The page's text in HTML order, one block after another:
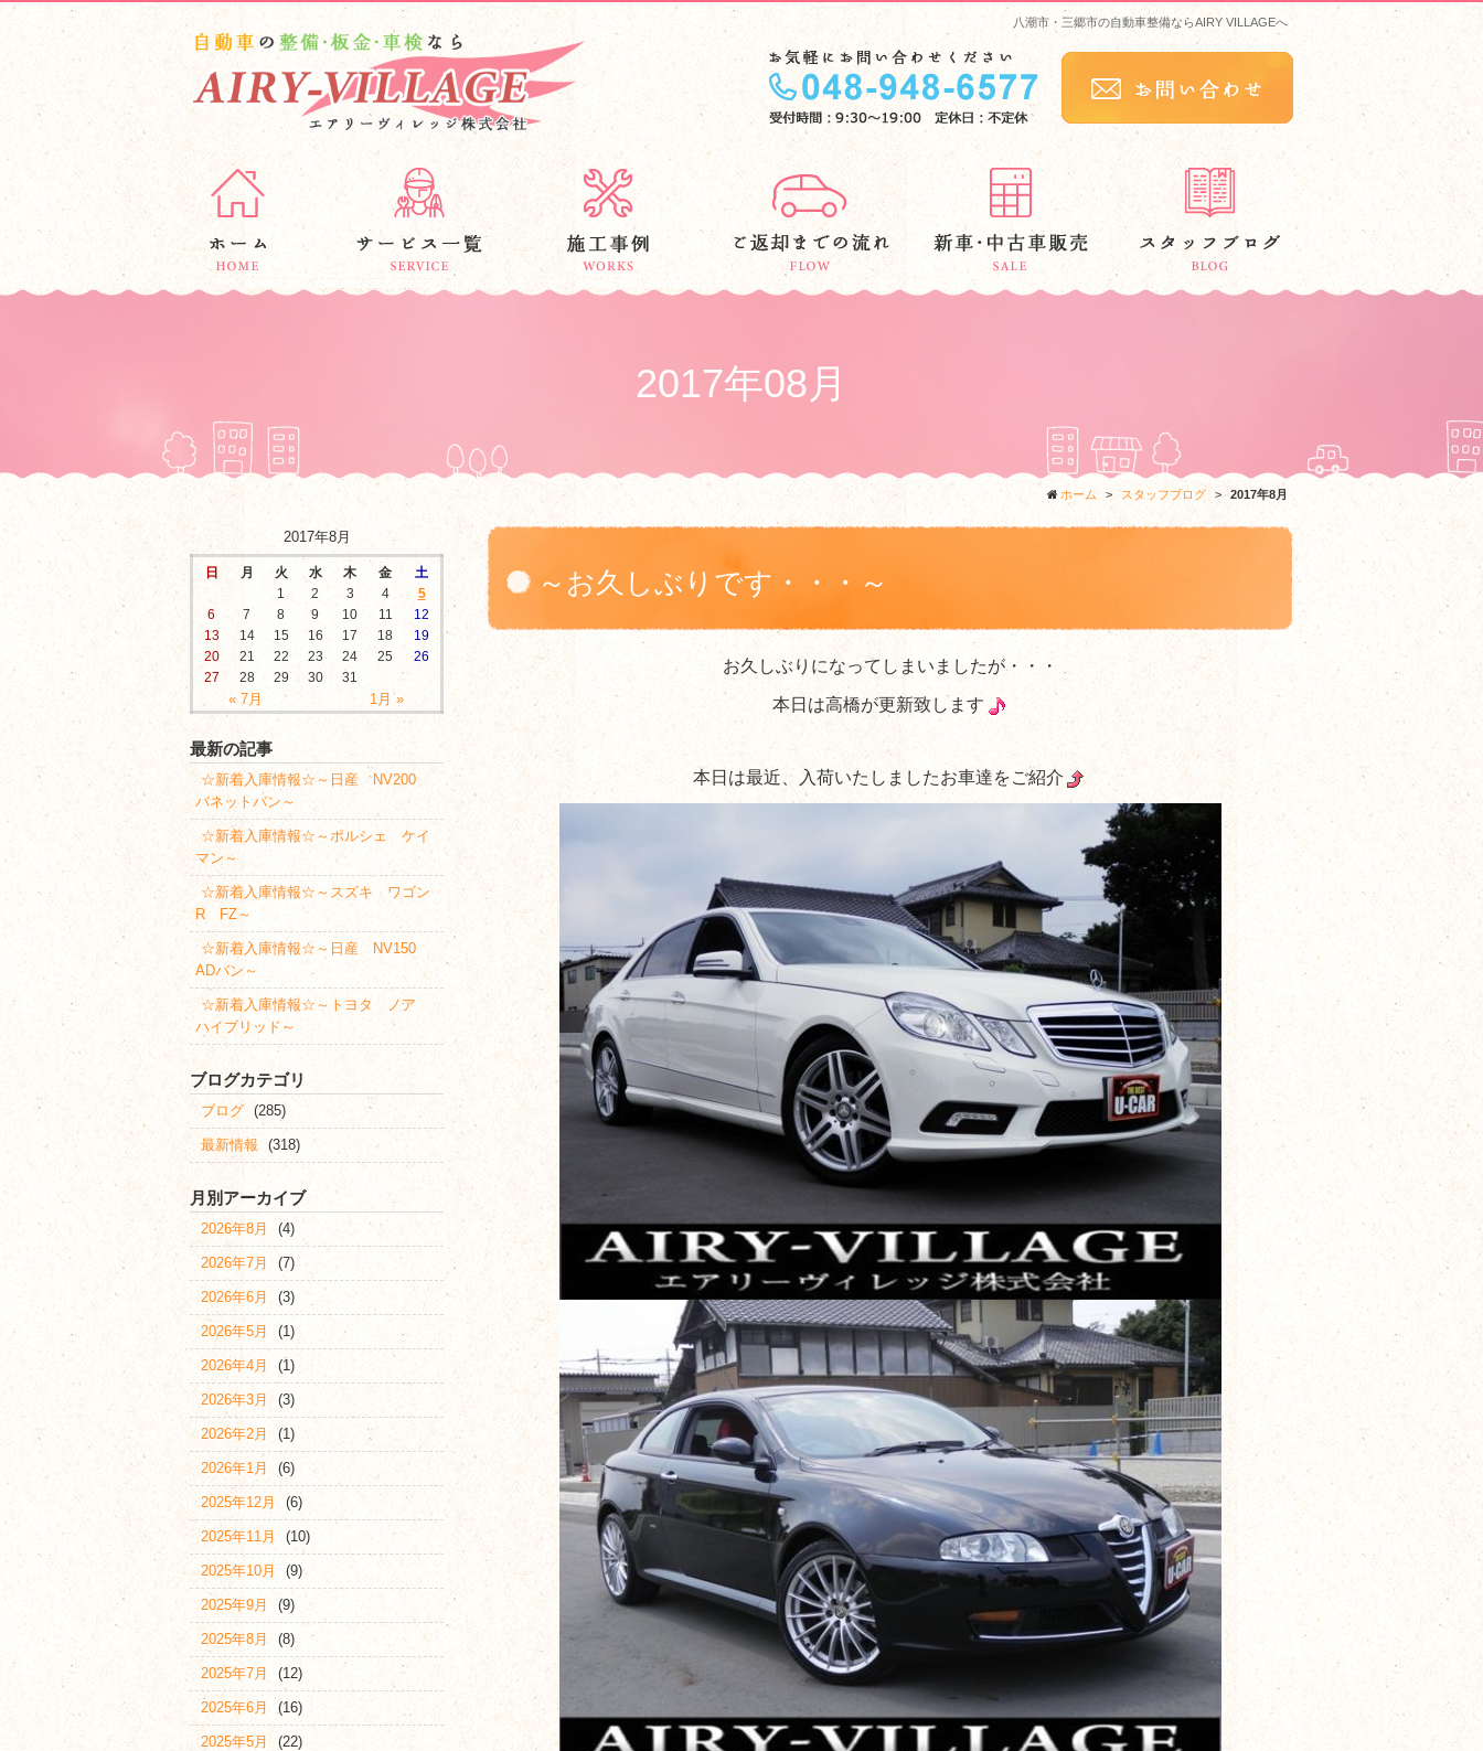
八潮市・三郷市の自動車整備ならAIRY VILLAGEへ
2017年08月
ホーム > スタッフブログ > 2017年8月
～お久しぶりです・・・～
お久しぶりになってしまいましたが・・・
本日は高橋が更新致します
本日は最近、入荷いたしましたお車達をご紹介
2017年8月
日 月 火 水 木 金 土
« 7月 1月 »
1 2 3 4
5
6
7 8 9 10 11
12
13
14 15 16 17 18
19
20
21 22 23 24 25
26
27
28 29 30 31
最新の記事
☆新着入庫情報☆～日産 NV200
バネットバン～
☆新着入庫情報☆～ポルシェ ケイ
マン～
☆新着入庫情報☆～スズキ ワゴン
R FZ～
☆新着入庫情報☆～日産 NV150
ADバン～
☆新着入庫情報☆～トヨタ ノア
ハイブリッド～
ブログカテゴリ
ブログ (285)
最新情報 (318)
月別アーカイブ
2026年8月 (4)
2026年7月 (7)
2026年6月 (3)
2026年5月 (1)
2026年4月 (1)
2026年3月 (3)
2026年2月 (1)
2026年1月 (6)
2025年12月 (6)
2025年11月 (10)
2025年10月 (9)
2025年9月 (9)
2025年8月 (8)
2025年7月 (12)
2025年6月 (16)
2025年5月 (22)